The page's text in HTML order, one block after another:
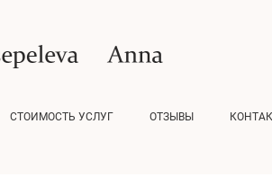
СТОИМОСТЬ УСЛУГ ОТЗЫВЫ